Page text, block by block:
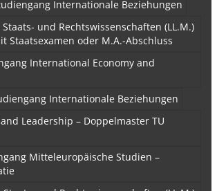
Internationale Beziehungen
und Rechtswissenschaften (LL.M.)
Staatsexamen oder M.A.-Abschluss
International Economy and
Internationale Beziehungen
Leadership – Doppelmaster TU
Mitteleuropäische Studien –